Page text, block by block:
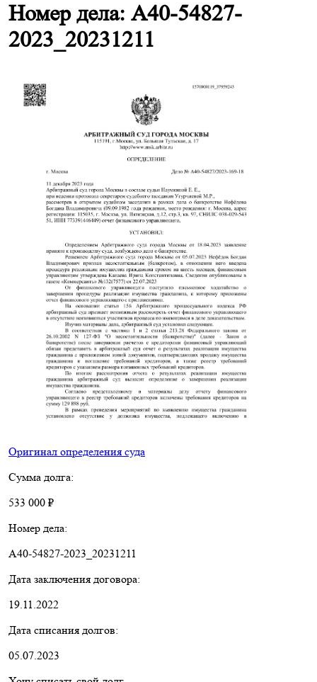
Номер дела: A40-54827-
2023_20231211
Оригинал определения суда
Сумма долга:
533 000 ₽
Номер дела:
A40-54827-2023_20231211
Дата заключения договора:
19.11.2022
Дата списания долгов:
05.07.2023